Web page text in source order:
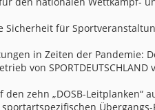
Sicherheit für
in Zeiten der Pandemie:
von SPORTDEUTSCHLAND
den zehn „DOSB-